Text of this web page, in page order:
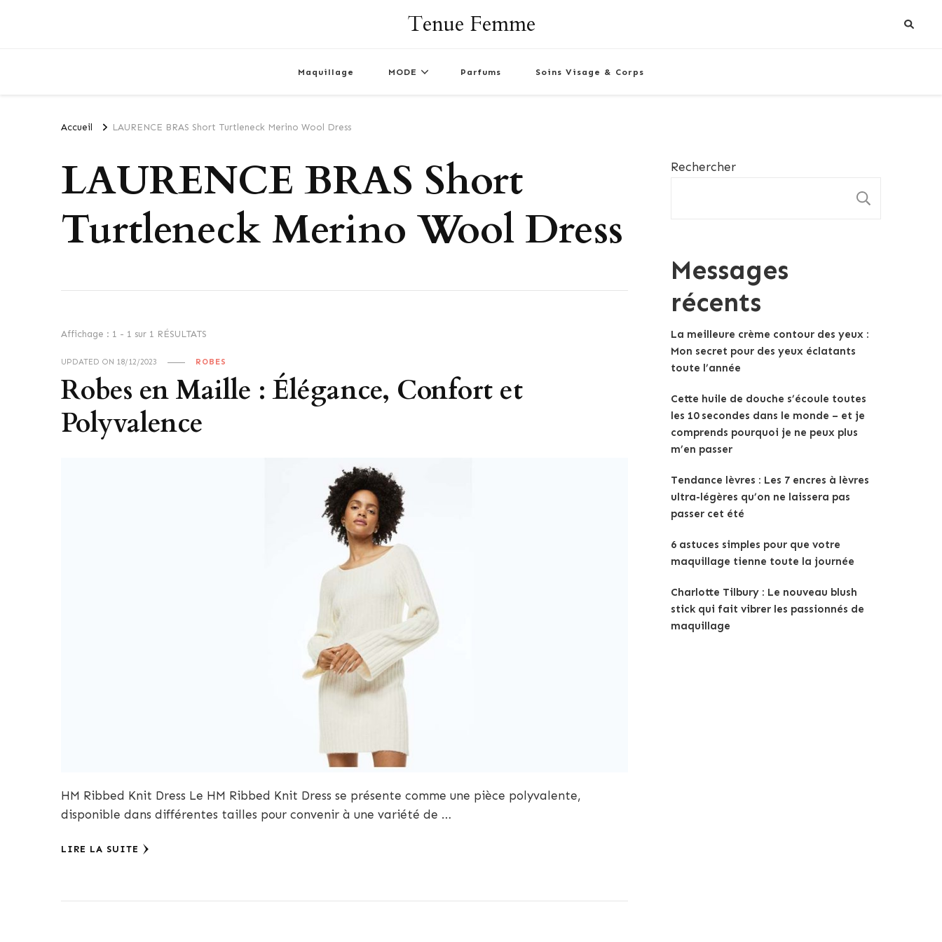
Tenue Femme
Maquillage MODE Parfums Soins Visage & Corps
Accueil LAURENCE BRAS Short Turtleneck Merino Wool Dress
LAURENCE BRAS Short
Turtleneck Merino Wool Dress
Affichage : 1 - 1 sur 1 RÉSULTATS
UPDATED ON 18/12/2023 ROBES
Robes en Maille : Élégance, Confort et
Polyvalence
HM Ribbed Knit Dress Le HM Ribbed Knit Dress se présente comme une pièce polyvalente,
disponible dans différentes tailles pour convenir à une variété de …
LIRE LA SUITE
Rechercher
Messages
récents
La meilleure crème contour des yeux :
Mon secret pour des yeux éclatants
toute l’année
Cette huile de douche s’écoule toutes
les 10 secondes dans le monde – et je
comprends pourquoi je ne peux plus
m’en passer
Tendance lèvres : Les 7 encres à lèvres
ultra-légères qu’on ne laissera pas
passer cet été
6 astuces simples pour que votre
maquillage tienne toute la journée
Charlotte Tilbury : Le nouveau blush
stick qui fait vibrer les passionnés de
maquillage